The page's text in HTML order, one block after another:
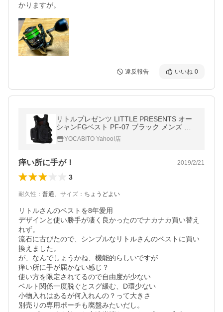
かりますが。
違反報告 いいね 0
リトルプレゼンツ LITTLE PRESENTS オー
シャンFGベスト PF-07 ブラック メンズ レ
ディース フィッシング ウェア フローティン
グ 高浮力 フィッシングウェア
YOCABITO Yahoo!店
痒い所に手が！ 2019/2/21
3
耐久性 ： 普通、 サイズ ： ちょうどよい
リトルさんのベストを8年愛用
デザインと使い勝手が凄く良かったのでナカナカ買い替え
れず。
流石に古びたので、シンプルなリトルさんのベストに買い
換えました。
が、なんでしょうかね、機能的らしいですが
痒い所に手が届かない感じ？
使い方を限定されてるので自由度が少ない
ベルト関係一度脱ぐとスグ緩む、D環少ない
小物入れはあるが何入れんの？って大きさ
別売りの専用ポーチも廃盤みたいだし。